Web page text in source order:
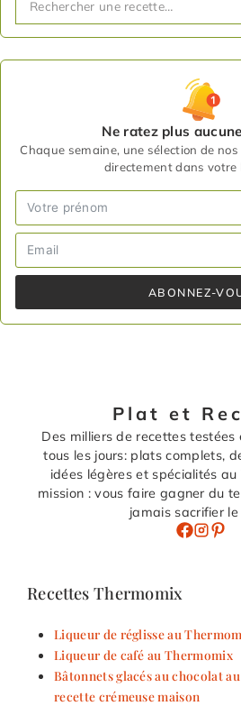
Ne ratez plus
Chaque semaine, une sélection de
directement dans votre
ABONNEZ-
Plat et
Des milliers de recettes
tous les jours: plats complets,
idées légères et spécialités
mission : vous faire gagner du
jamais sacrifier
Recettes Thermomix
Liqueur de réglisse au
Liqueur de café au Thermomix
Bâtonnets glacés au chocolat
recette crémeuse maison